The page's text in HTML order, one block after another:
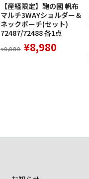
【産経限定】鞄の國 帆布
マルチ3WAYショルダー＆
ネックポーチ(セット)
72487/72488 各1点
¥9,980 ¥8,980